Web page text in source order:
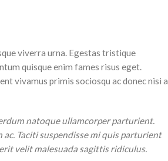
viverra urna. Egestas tristique
quisque enim fames risus eget.
vivamus primis sociosqu ac donec nisi a
natoque ullamcorper parturient.
Taciti suspendisse mi quis parturient
velit malesuada sagittis ridiculus.